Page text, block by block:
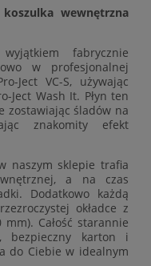
wewnętrzna
fabrycznie
w profesjonalnej
Ject VC-S, używając
Ject Wash It. Płyn ten
zostawiając śladów na
znakomity efekt
naszym sklepie trafia
a na czas
Dodatkowo każdą
okładce z
Całość starannie
bezpieczny karton i
do Ciebie w idealnym